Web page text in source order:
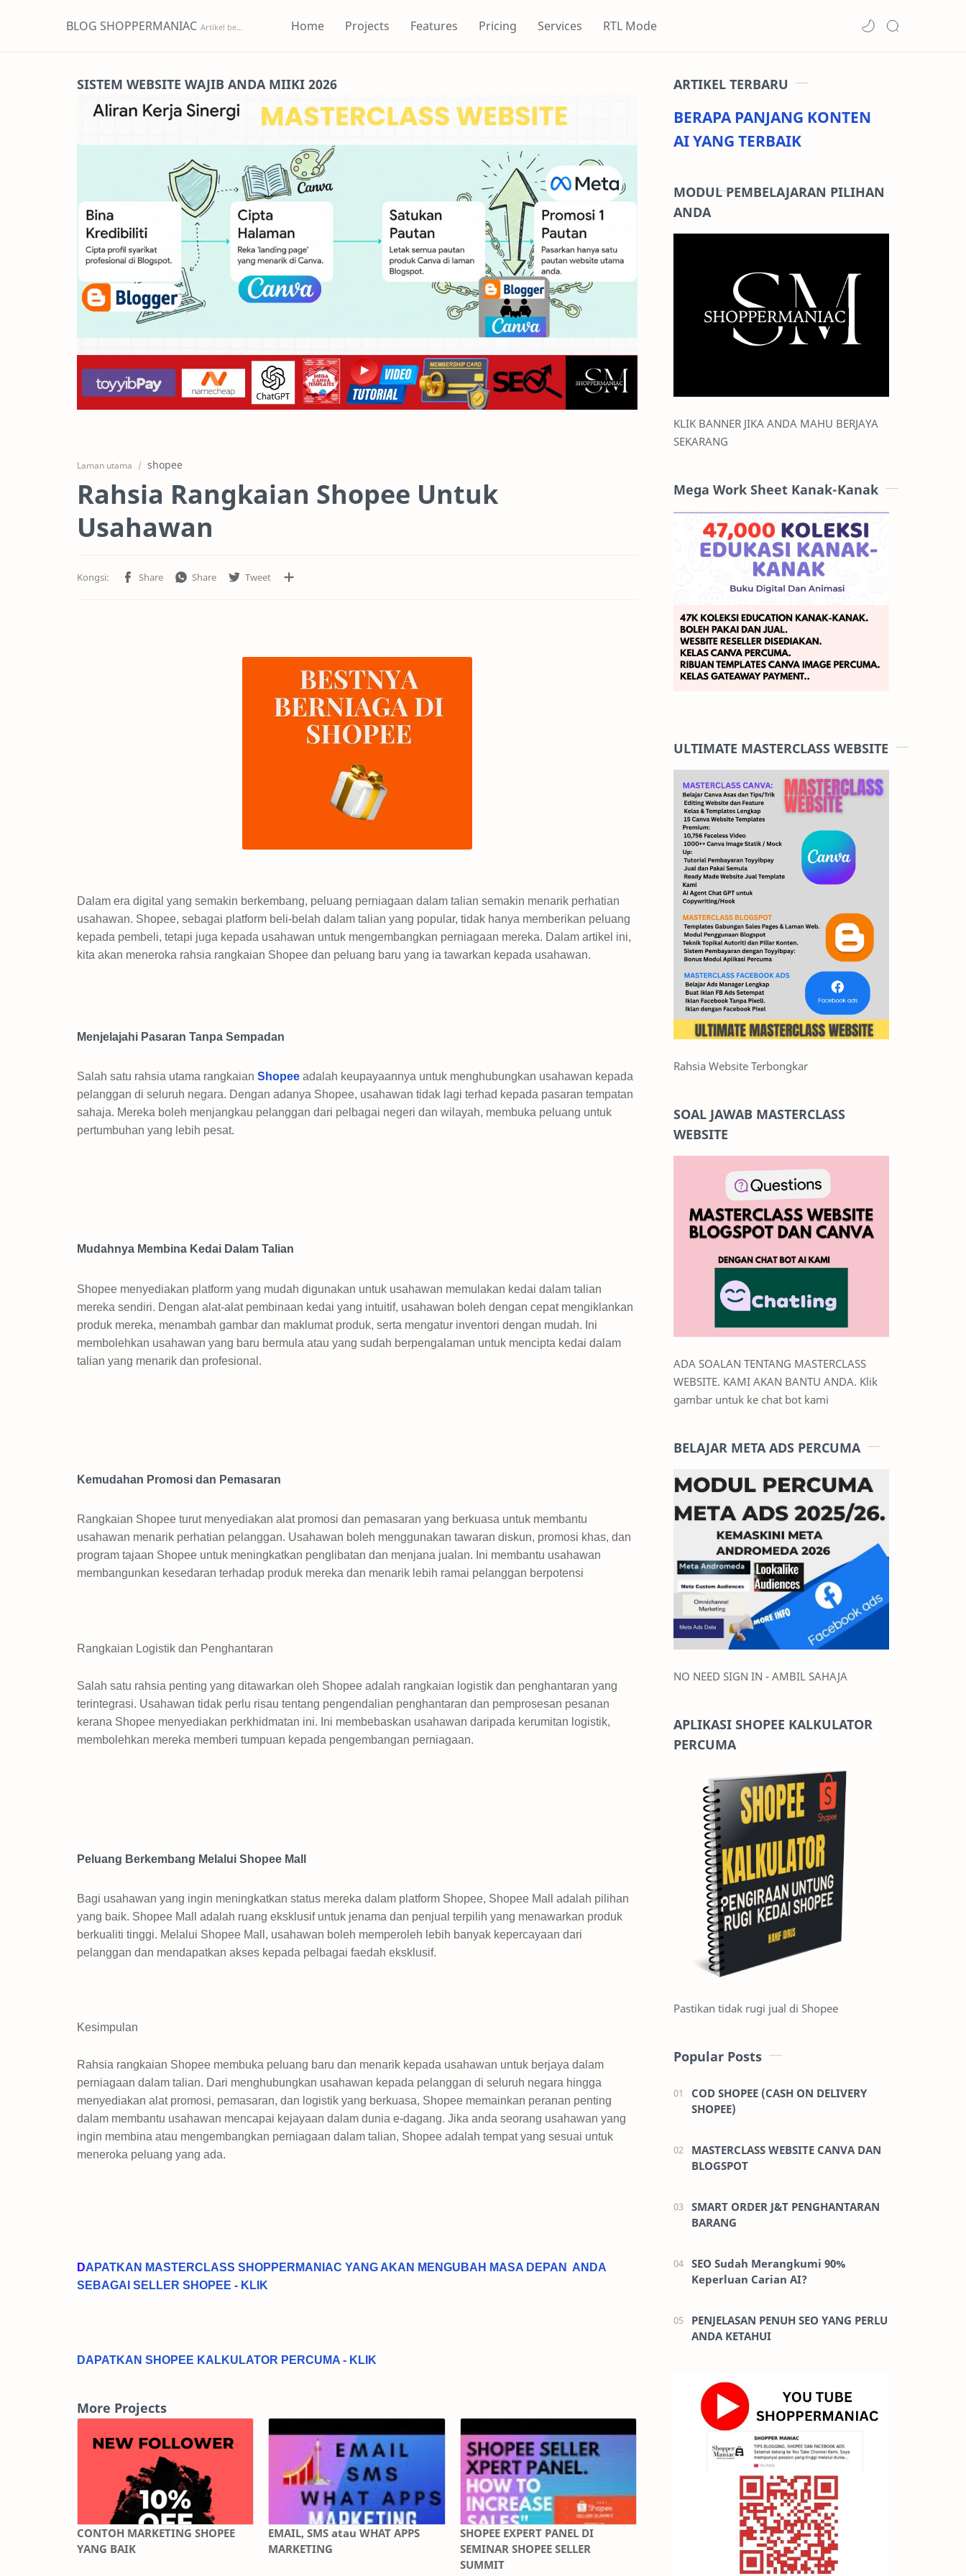
BLOG SHOPPERMANIAC Home Projects Features Pricing Services RTL Mode
SISTEM WEBSITE WAJIB ANDA MIIKI 2026
Laman utama shopee
Rahsia Rangkaian Shopee Untuk
Usahawan
Dalam era digital yang semakin berkembang, peluang perniagaan dalam talian semakin menarik perhatian
usahawan. Shopee, sebagai platform beli-belah dalam talian yang popular, tidak hanya memberikan peluang
kepada pembeli, tetapi juga kepada usahawan untuk mengembangkan perniagaan mereka. Dalam artikel ini,
kita akan meneroka rahsia rangkaian Shopee dan peluang baru yang ia tawarkan kepada usahawan.
Menjelajahi Pasaran Tanpa Sempadan
Salah satu rahsia utama rangkaian Shopee adalah keupayaannya untuk menghubungkan usahawan kepada
pelanggan di seluruh negara. Dengan adanya Shopee, usahawan tidak lagi terhad kepada pasaran tempatan
sahaja. Mereka boleh menjangkau pelanggan dari pelbagai negeri dan wilayah, membuka peluang untuk
pertumbuhan yang lebih pesat.
Mudahnya Membina Kedai Dalam Talian
Shopee menyediakan platform yang mudah digunakan untuk usahawan memulakan kedai dalam talian
mereka sendiri. Dengan alat-alat pembinaan kedai yang intuitif, usahawan boleh dengan cepat mengiklankan
produk mereka, menambah gambar dan maklumat produk, serta mengatur inventori dengan mudah. Ini
membolehkan usahawan yang baru bermula atau yang sudah berpengalaman untuk mencipta kedai dalam
talian yang menarik dan profesional.
Kemudahan Promosi dan Pemasaran
Rangkaian Shopee turut menyediakan alat promosi dan pemasaran yang berkuasa untuk membantu
usahawan menarik perhatian pelanggan. Usahawan boleh menggunakan tawaran diskun, promosi khas, dan
program tajaan Shopee untuk meningkatkan penglibatan dan menjana jualan. Ini membantu usahawan
membangunkan kesedaran terhadap produk mereka dan menarik lebih ramai pelanggan berpotensi
Rangkaian Logistik dan Penghantaran
Salah satu rahsia penting yang ditawarkan oleh Shopee adalah rangkaian logistik dan penghantaran yang
terintegrasi. Usahawan tidak perlu risau tentang pengendalian penghantaran dan pemprosesan pesanan
kerana Shopee menyediakan perkhidmatan ini. Ini membebaskan usahawan daripada kerumitan logistik,
membolehkan mereka memberi tumpuan kepada pengembangan perniagaan.
Peluang Berkembang Melalui Shopee Mall
Bagi usahawan yang ingin meningkatkan status mereka dalam platform Shopee, Shopee Mall adalah pilihan
yang baik. Shopee Mall adalah ruang eksklusif untuk jenama dan penjual terpilih yang menawarkan produk
berkualiti tinggi. Melalui Shopee Mall, usahawan boleh memperoleh lebih banyak kepercayaan dari
pelanggan dan mendapatkan akses kepada pelbagai faedah eksklusif.
Kesimpulan
Rahsia rangkaian Shopee membuka peluang baru dan menarik kepada usahawan untuk berjaya dalam
perniagaan dalam talian. Dari menghubungkan usahawan kepada pelanggan di seluruh negara hingga
menyediakan alat promosi, pemasaran, dan logistik yang berkuasa, Shopee memainkan peranan penting
dalam membantu usahawan mencapai kejayaan dalam dunia e-dagang. Jika anda seorang usahawan yang
ingin membina atau mengembangkan perniagaan dalam talian, Shopee adalah tempat yang sesuai untuk
meneroka peluang yang ada.
DAPATKAN MASTERCLASS SHOPPERMANIAC YANG AKAN MENGUBAH MASA DEPAN ANDA
SEBAGAI SELLER SHOPEE - KLIK
DAPATKAN SHOPEE KALKULATOR PERCUMA - KLIK
More Projects
CONTOH MARKETING SHOPEE
YANG BAIK
EMAIL, SMS atau WHAT APPS
MARKETING
SHOPEE EXPERT PANEL DI
SEMINAR SHOPEE SELLER
SUMMIT
ARTIKEL TERBARU
BERAPA PANJANG KONTEN
AI YANG TERBAIK
MODUL PEMBELAJARAN PILIHAN
ANDA
KLIK BANNER JIKA ANDA MAHU BERJAYA
SEKARANG
Mega Work Sheet Kanak-Kanak
ULTIMATE MASTERCLASS WEBSITE
Rahsia Website Terbongkar
SOAL JAWAB MASTERCLASS
WEBSITE
ADA SOALAN TENTANG MASTERCLASS
WEBSITE. KAMI AKAN BANTU ANDA. Klik
gambar untuk ke chat bot kami
BELAJAR META ADS PERCUMA
NO NEED SIGN IN - AMBIL SAHAJA
APLIKASI SHOPEE KALKULATOR
PERCUMA
Pastikan tidak rugi jual di Shopee
Popular Posts
COD SHOPEE (CASH ON DELIVERY
SHOPEE)
MASTERCLASS WEBSITE CANVA DAN
BLOGSPOT
SMART ORDER J&T PENGHANTARAN
BARANG
SEO Sudah Merangkumi 90%
Keperluan Carian AI?
PENJELASAN PENUH SEO YANG PERLU
ANDA KETAHUI